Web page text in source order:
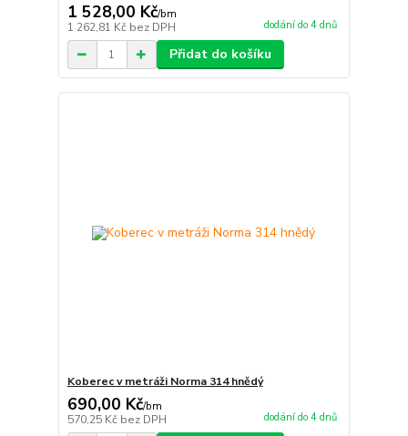
1 528,00 Kč/bm
1 262,81 Kč bez DPH dodání do 4 dnů
Přidat do košíku
Koberec v metráži Norma 314 hnědý
690,00 Kč/bm
570,25 Kč bez DPH dodání do 4 dnů